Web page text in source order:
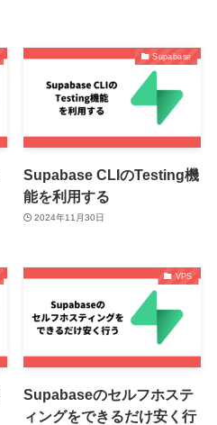
Supabase
Supabase CLIのTesting機
能を利用する
2024年11月30日
VPS
Supabaseのセルフホステ
ィングをできるだけ安く行